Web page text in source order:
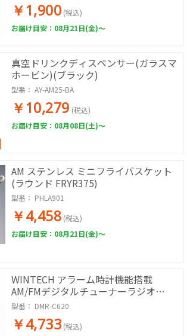
￥1,900 (税込)
お届け目安：08月21日(金)～
真空ドリンクディスペンサー(ガラスマ
ホービン)(ブラック)
型番： AY-AM25-BA
￥10,279 (税込)
お届け目安：08月08日(土)～
AM ステンレス ミニフライバスケット
(ラウンド FRYR375)
型番： PHLA901
￥4,458 (税込)
お届け目安：08月21日(金)～
WINTECH アラーム時計機能搭載
AM/FMデジタルチューナーラジオ
DMR-C620
型番： DMR-C620
￥4,733 (税込)